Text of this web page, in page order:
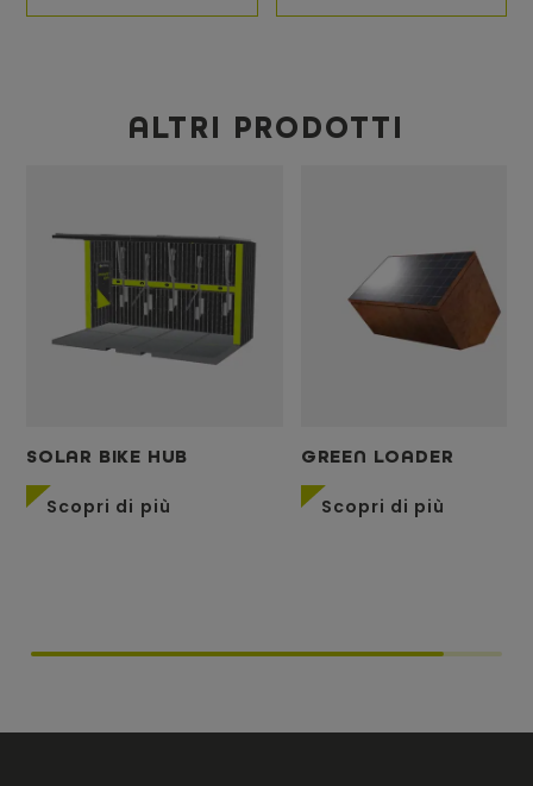
ALTRI PRODOTTI
SOLAR BIKE HUB
Scopri di più
GREEN LOADER
Scopri di più